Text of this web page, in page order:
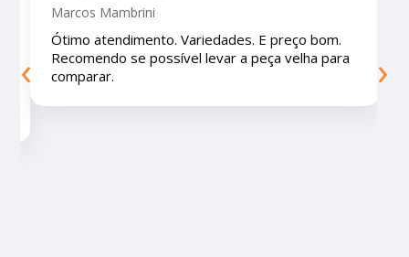
Letícia Brito
Ótimo lugar, vendedores super atenciosos e
educados e preços muito bons!
‹ ›